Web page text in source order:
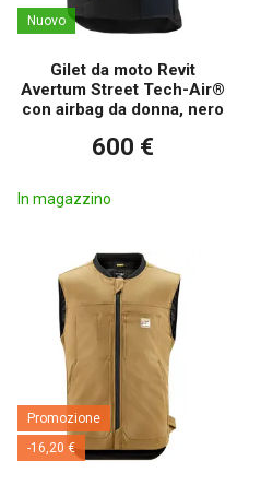
Nuovo
Gilet da moto Revit
Avertum Street Tech-Air®
con airbag da donna, nero
600 €
In magazzino
Promozione
-16,20 €